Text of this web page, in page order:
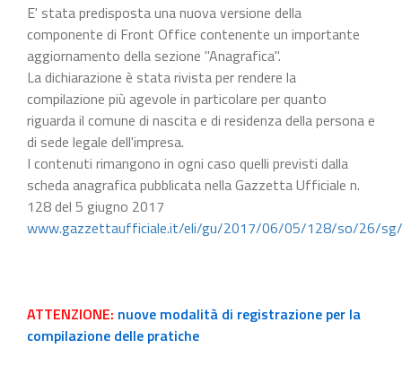
E' stata predisposta una nuova versione della
componente di Front Office contenente un importante
aggiornamento della sezione "Anagrafica".
La dichiarazione è stata rivista per rendere la
compilazione più agevole in particolare per quanto
riguarda il comune di nascita e di residenza della persona e
di sede legale dell'impresa.
I contenuti rimangono in ogni caso quelli previsti dalla
scheda anagrafica pubblicata nella Gazzetta Ufficiale n.
128 del 5 giugno 2017
www.gazzettaufficiale.it/eli/gu/2017/06/05/128/so/26/
ATTENZIONE: nuove modalità di registrazione per la
compilazione delle pratiche